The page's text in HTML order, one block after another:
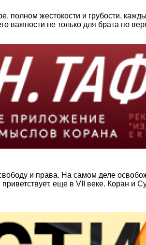
жестокости и грубости,
важности не только для брата по
и права. На самом деле
еще в VII веке. Коран и